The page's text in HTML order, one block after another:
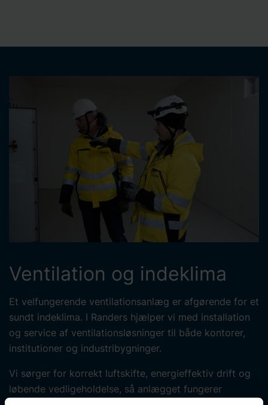
Ventilation og indeklima
Et velfungerende ventilationsanlæg er afgørende for et
sundt indeklima. I Randers hjælper vi med installation
og service af ventilationsløsninger til både kontorer,
institutioner og industribygninger.
Vi sørger for korrekt luftskifte, energieffektiv drift og
løbende vedligeholdelse, så anlægget fungerer